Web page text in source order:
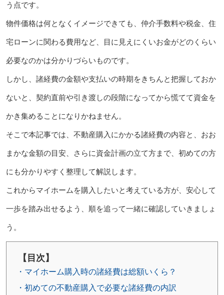
う点です。
物件価格は何となくイメージできても、仲介手数料や税金、住
宅ローンに関わる費用など、目に見えにくいお金がどのくらい
必要なのかは分かりづらいものです。
しかし、諸経費の金額や支払いの時期をきちんと把握しておか
ないと、契約直前や引き渡しの段階になってから慌てて資金を
かき集めることになりかねません。
そこで本記事では、不動産購入にかかる諸経費の内容と、おお
まかな金額の目安、さらに資金計画の立て方まで、初めての方
にも分かりやすく整理して解説します。
これからマイホームを購入したいと考えている方が、安心して
一歩を踏み出せるよう、順を追って一緒に確認していきましょ
う。
【目次】
・マイホーム購入時の諸経費は総額いくら？
・初めての不動産購入で必要な諸経費の内訳